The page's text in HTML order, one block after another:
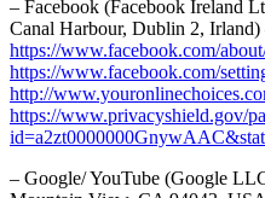
– Facebook (Facebook Ireland
Canal Harbour, Dublin 2, Irland)
https://www.facebook.com/
https://www.facebook.com/
http://
https://www.privacyshield.gov/
– Google/ YouTube (Google